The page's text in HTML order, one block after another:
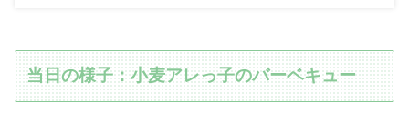
当日の様子：小麦アレっ子のバーベキュー